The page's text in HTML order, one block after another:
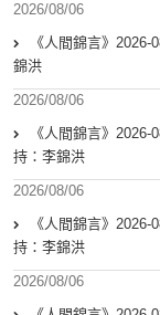
2026/08/06
《人間錦言》
錦洪
2026/08/06
《人間錦言》
持：李錦洪
2026/08/06
《人間錦言》
持：李錦洪
2026/08/06